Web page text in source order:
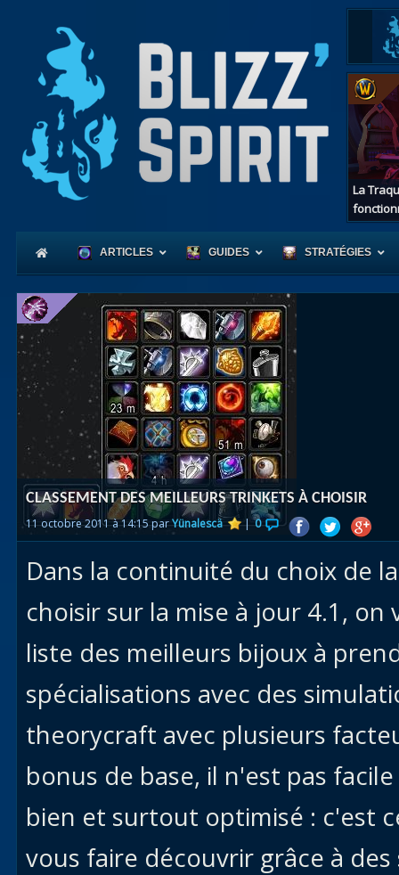
La
ARTICLES GUIDES
des îles
le vol
Uldum
Val
STRATÉGIES
CLASSEMENT DES MEILLEURS TRINKETS À CHOISIR
11 octobre 2011 à 14:15 parYünalescä | 0
Dans la continuité du choix de
choisir sur la mise à jour 4.1,
liste des meilleurs bijoux à
spécialisations avec des
theorycraft avec plusieurs
bonus de base, il n'est pas
bien et surtout optimisé : c'est
vous faire découvrir grâce à